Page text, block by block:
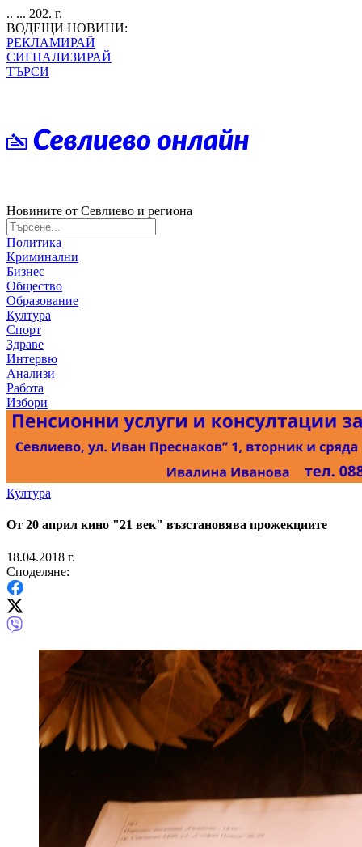
.. ... 202. г.
ВОДЕЩИ НОВИНИ:
РЕКЛАМИРАЙ
СИГНАЛИЗИРАЙ
ТЪРСИ
Новините от Севлиево и региона
Политика
Криминални
Бизнес
Общество
Образование
Култура
Спорт
Здраве
Интервю
Анализи
Работа
Избори
Култура
От 20 април кино "21 век" възстановява прожекциите
18.04.2018 г.
Споделяне: